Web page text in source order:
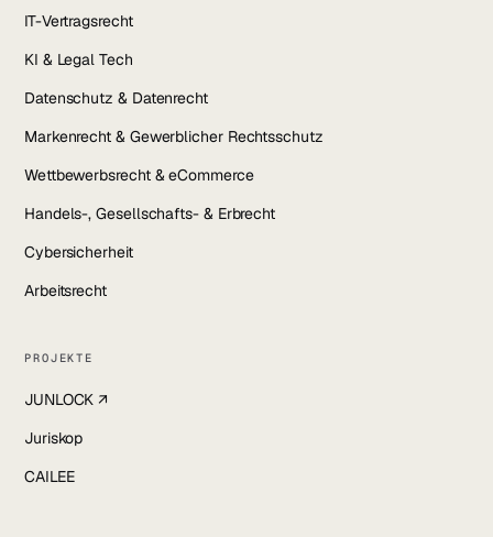
IT-Vertragsrecht
KI & Legal Tech
Datenschutz & Datenrecht
Markenrecht & Gewerblicher Rechtsschutz
Wettbewerbsrecht & eCommerce
Handels-, Gesellschafts- & Erbrecht
Cybersicherheit
Arbeitsrecht
PROJEKTE
JUNLOCK ↗
Juriskop
CAILEE